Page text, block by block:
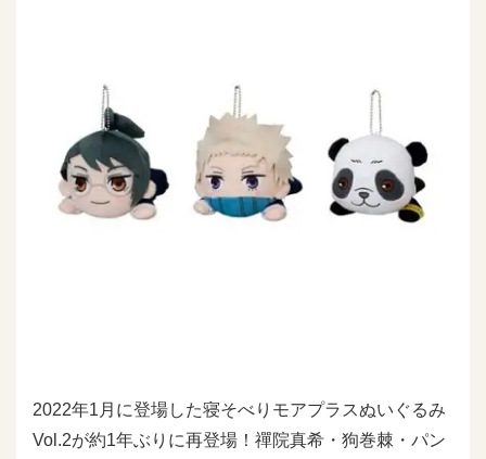
2022年1月に登場した寝そべりモアプラスぬいぐるみ
Vol.2が約1年ぶりに再登場！禪院真希・狗巻棘・パン